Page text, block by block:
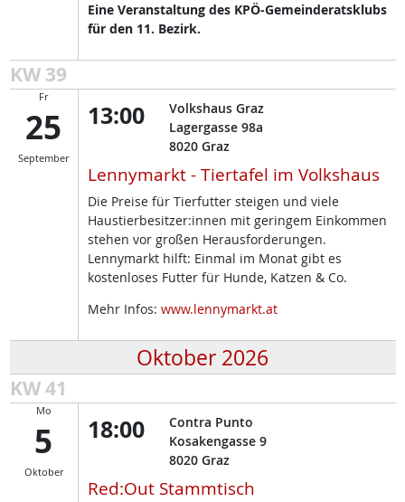
Eine Veranstaltung des KPÖ-Gemeinderatsklubs
für den 11. Bezirk.
KW 39
Fr
25
September
13:00
Volkshaus Graz
Lagergasse 98a
8020 Graz
Lennymarkt - Tiertafel im Volkshaus
Die Preise für Tierfutter steigen und viele
Haustierbesitzer:innen mit geringem Einkommen
stehen vor großen Herausforderungen.
Lennymarkt hilft: Einmal im Monat gibt es
kostenloses Futter für Hunde, Katzen & Co.
Mehr Infos: www.lennymarkt.at
Oktober 2026
KW 41
Mo
5
Oktober
18:00
Contra Punto
Kosakengasse 9
8020 Graz
Red:Out Stammtisch